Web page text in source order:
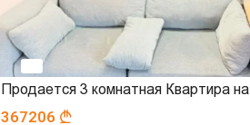
Продается 3 комнатная Квартира на Плато
Нуцебидзе
367206